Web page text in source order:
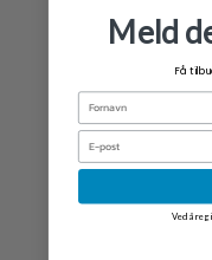
Meld
Få
Ved å